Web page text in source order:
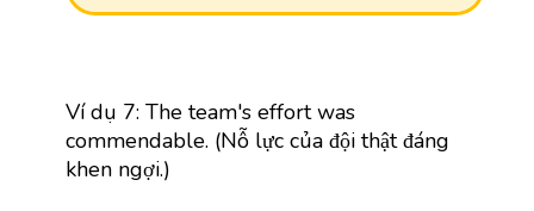
Ví dụ 7: The team's effort was
commendable. (Nỗ lực của đội thật đáng
khen ngợi.)